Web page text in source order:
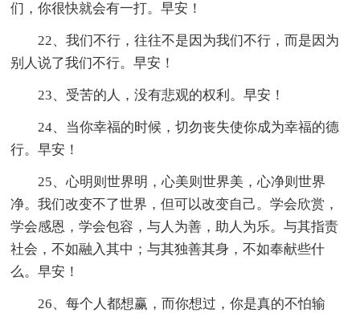
们，你很快就会有一打。早安！
22、我们不行，往往不是因为我们不行，而是因为
别人说了我们不行。早安！
23、受苦的人，没有悲观的权利。早安！
24、当你幸福的时候，切勿丧失使你成为幸福的德
行。早安！
25、心明则世界明，心美则世界美，心净则世界
净。我们改变不了世界，但可以改变自己。学会欣赏，
学会感恩，学会包容，与人为善，助人为乐。与其指责
社会，不如融入其中；与其独善其身，不如奉献些什
么。早安！
26、每个人都想赢，而你想过，你是真的不怕输